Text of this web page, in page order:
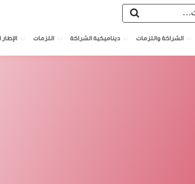
الشراكة واللزمات ديناميكية الشراكة اللزمات الإطار